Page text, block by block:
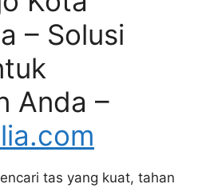
– Solusi
Anda –
tas yang kuat, tahan